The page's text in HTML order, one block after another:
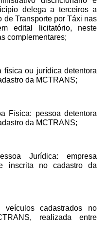
delega a terceiros a
de Transporte por Táxi nas
edital licitatório,
neste
complementares;
física ou jurídica detentora
da MCTRANS;
Física: pessoa detentora
da MCTRANS;
Jurídica:
empresa
inscrita no cadastro
da
veículos cadastrados
no
realizada
entre